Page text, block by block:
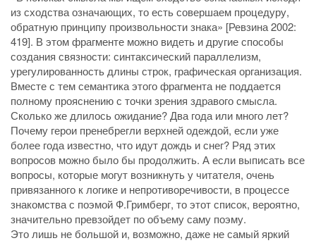
из сходства означающих, то есть совершаем процедуру,
обратную принципу произвольности знака» [Ревзина 2002:
419]. В этом фрагменте можно видеть и другие способы
создания связности: синтаксический параллелизм,
урегулированность длины строк, графическая организация.
Вместе с тем семантика этого фрагмента не поддается
полному прояснению с точки зрения здравого смысла.
Сколько же длилось ожидание? Два года или много лет?
Почему герои пренебрегли верхней одеждой, если уже
более года известно, что идут дождь и снег? Ряд этих
вопросов можно было бы продолжить. А если выписать все
вопросы, которые могут возникнуть у читателя, очень
привязанного к логике и непротиворечивости, в процессе
знакомства с поэмой Ф.Гримберг, то этот список, вероятно,
значительно превзойдет по объему саму поэму.
Это лишь не большой и, возможно, даже не самый яркий